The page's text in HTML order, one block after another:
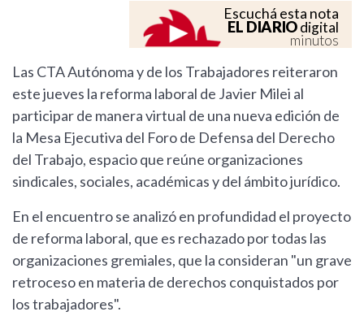
Escuchá esta nota
EL DIARIOdigital
minutos
Las CTA Autónoma y de los Trabajadores reiteraron
este jueves la reforma laboral de Javier Milei al
participar de manera virtual de una nueva edición de
la Mesa Ejecutiva del Foro de Defensa del Derecho
del Trabajo, espacio que reúne organizaciones
sindicales, sociales, académicas y del ámbito jurídico.
En el encuentro se analizó en profundidad el proyecto
de reforma laboral, que es rechazado por todas las
organizaciones gremiales, que la consideran "un grave
retroceso en materia de derechos conquistados por
los trabajadores".